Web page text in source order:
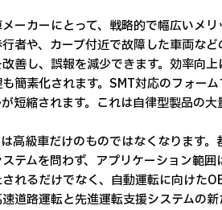
ーカーにとって、戦略的で幅広いメ
者や、カーブ付近で故障した車両な
善し、誤報を減少できます。効率向
簡素化されます。SMT対応のフォー
短縮されます。これは自律型製品の大
高級車だけのものではなくなります
テムを問わず、アプリケーション範
れるだけでなく、自動運転に向けた
道路運転と先進運転支援システムの新